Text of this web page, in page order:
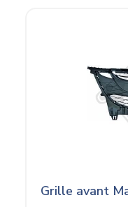
Grille avant